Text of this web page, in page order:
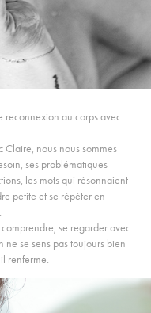
reconnexion au corps avec
Claire, nous nous sommes
ses problématiques
les mots qui résonnaient
petite et se répéter en
se regarder avec
se sens pas toujours bien
renferme.